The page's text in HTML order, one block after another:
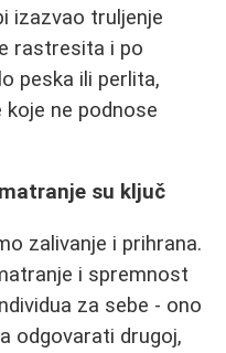
izazvao truljenje
rastresita i po
peska ili perlita,
ne podnose
su ključ
zalivanje i prihrana.
i spremnost
za sebe - ono
odgovarati drugoj,